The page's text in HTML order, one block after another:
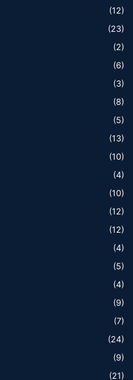
(12)
(23)
(2)
(6)
(3)
(8)
(5)
(13)
(10)
(4)
(10)
(12)
(12)
(4)
(5)
(4)
(9)
(7)
(24)
(9)
(21)